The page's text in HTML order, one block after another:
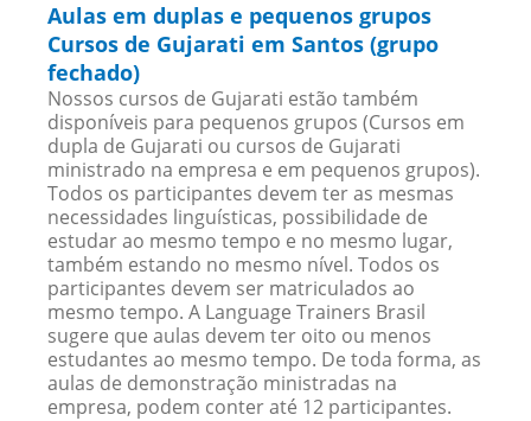
Aulas em duplas e pequenos grupos
Cursos de Gujarati em Santos (grupo
fechado)
Nossos cursos de Gujarati estão também
disponíveis para pequenos grupos (Cursos em
dupla de Gujarati ou cursos de Gujarati
ministrado na empresa e em pequenos grupos).
Todos os participantes devem ter as mesmas
necessidades linguísticas, possibilidade de
estudar ao mesmo tempo e no mesmo lugar,
também estando no mesmo nível. Todos os
participantes devem ser matriculados ao
mesmo tempo. A Language Trainers Brasil
sugere que aulas devem ter oito ou menos
estudantes ao mesmo tempo. De toda forma, as
aulas de demonstração ministradas na
empresa, podem conter até 12 participantes.